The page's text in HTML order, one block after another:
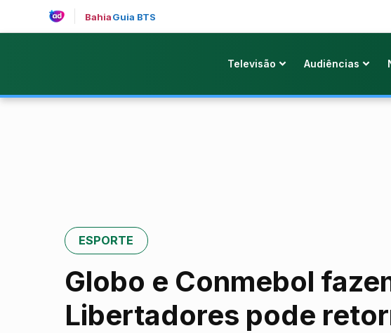
BahiaGuia BTS
Televisão Audiências
ESPORTE
Globo e Conmebol
Libertadores pode